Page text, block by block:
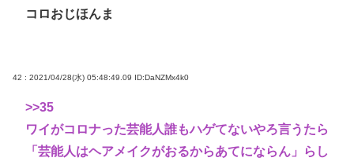
コロおじほんま
42 : 2021/04/28(水) 05:48:49.09 ID:DaNZMx4k0
>>35
ワイがコロナった芸能人誰もハゲてないやろ言うたら
「芸能人はヘアメイクがおるからあてにならん」らし